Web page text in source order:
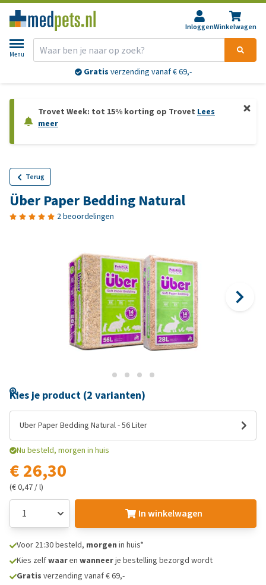
InloggenWinkelwagen
Menu
Gratis verzending vanaf € 69,-
Trovet Week: tot 15% korting op Trovet Lees
meer
Terug
Über Paper Bedding Natural
2 beoordelingen
Kies je product (2 varianten)
Uber Paper Bedding Natural - 56 Liter
Nu besteld, morgen in huis
€ 26,30
(€ 0,47 / l)
In winkelwagen
Voor 21:30 besteld, morgen in huis*
Kies zelfwaaren wanneerje bestelling bezorgd wordt
Gratis verzending vanaf € 69,-